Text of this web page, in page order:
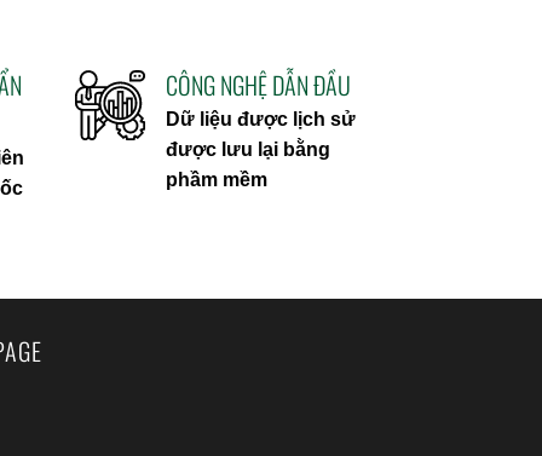
CÔNG NGHỆ DẪN ĐẦU
Dữ liệu được lịch sử
được lưu lại bằng
phầm mềm